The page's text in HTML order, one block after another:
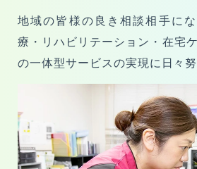
09：00～12：30（受付時間 08
00～17：30（受付時間 13
土曜日
09：00～12：30（受付時間
休診日
地域の皆様の良き相談相手に
療・リハビリテーション・在宅
の一体型サービスの実現に日々努